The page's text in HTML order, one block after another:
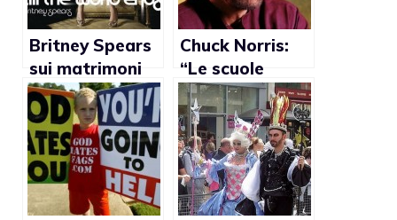
Britney Spears
sui matrimoni
gay: “Penso che
tutti
dovrebbero
essere trattati
allo stesso
modo”
Chuck Norris:
“Le scuole
americane sono
troppo gay”